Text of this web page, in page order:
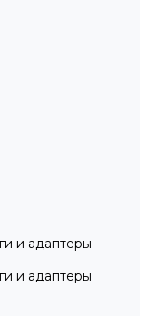
и адаптеры
и адаптеры